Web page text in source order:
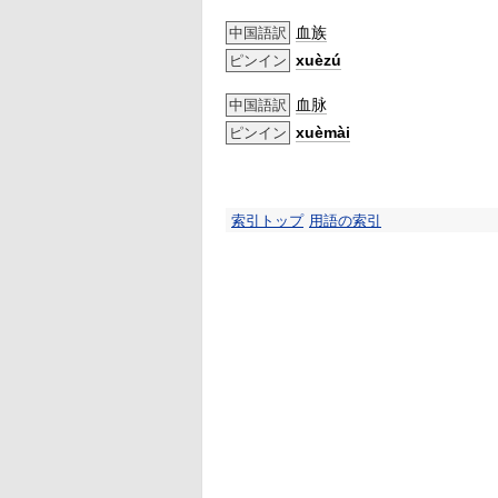
中国語訳 血族
ピンイン xuèzú
中国語訳 血脉
ピンイン xuèmài
索引トップ 用語の索引